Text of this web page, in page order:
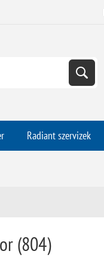
Radiant szervizek
(804)